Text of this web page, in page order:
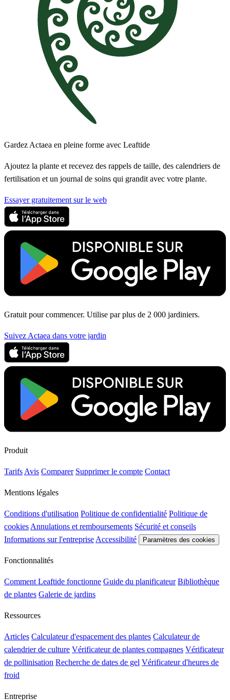
Gardez Actaea en pleine forme avec Leaftide
Ajoutez la plante et recevez des rappels de taille, des calendriers de
fertilisation et un journal de soins qui grandit avec votre plante.
Essayer gratuitement sur le web
Gratuit pour commencer. Utilise par plus de 2 000 jardiniers.
Suivez Actaea dans votre jardin
Produit
Tarifs Avis Comparer Supprimer le compte Contact
Mentions légales
Conditions d'utilisation Politique de confidentialité Politique de
cookies Annulations et remboursements Sécurité et conseils
Informations sur l'entreprise Accessibilité Paramètres des cookies
Fonctionnalités
Comment Leaftide fonctionne Guide du planificateur Bibliothèque
de plantes Galerie de jardins
Ressources
Articles Calculateur d'espacement des plantes Calculateur de
calendrier de culture Vérificateur de plantes compagnes Vérificateur
de pollinisation Recherche de dates de gel Vérificateur d'heures de
froid
Entreprise